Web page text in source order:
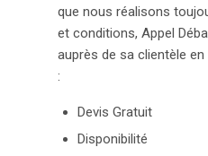
que nous réalisons
et conditions, Appel
auprès de sa clientèle
:
Devis Gratuit
Disponibilité